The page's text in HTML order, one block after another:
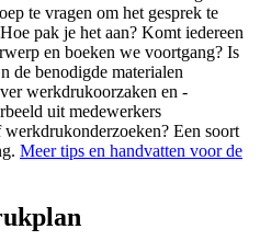
te vragen om het gesprek te
pak je het aan? Komt iedereen
en boeken we voortgang? Is
de benodigde materialen
werkdrukoorzaken en -
uit medewerkers
Een soort
Meer tips en handvatten voor de